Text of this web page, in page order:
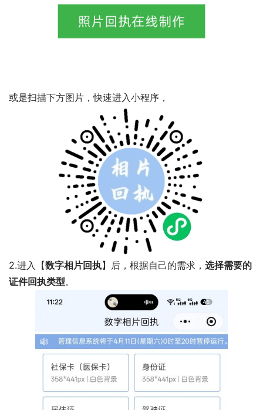
或是扫描下方图片，快速进入小程序，
2.进入【数字相片回执】后，根据自己的需求， 选择需要的
证件回执类型。